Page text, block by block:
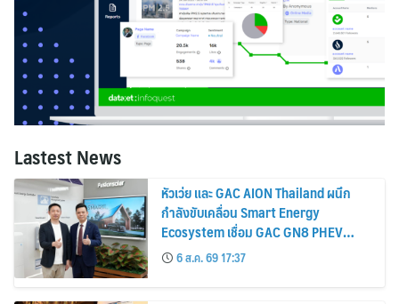
Lastest News
หัวเว่ย และ GAC AION Thailand ผนึก
กำลังขับเคลื่อน Smart Energy
Ecosystem เชื่อม GAC GN8 PHEV
รถยนต์ MPV ระดับพรีเมียม เข้ากับ
พลังงานแสงอาทิตย์ภายในบ้าน
6 ส.ค. 69 17:37